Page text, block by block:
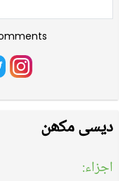
دیسی مکھن
اجزاء: